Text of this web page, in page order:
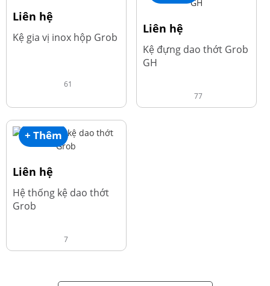
Liên hệ
Kệ gia vị inox hộp Grob
61
Liên hệ
Kệ đựng dao thớt Grob
GH
77
+ Thêm
Liên hệ
Hệ thống kệ dao thớt
Grob
7